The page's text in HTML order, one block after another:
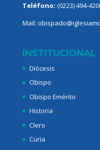
Teléfono: (0223) 494-
Mail:
INSTITUCIONAL
Diócesis
Obispo
Obispo Emérito
Historia
Clero
Curia